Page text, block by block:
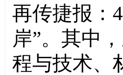
再传捷报：
岸”。其中
程与技术、